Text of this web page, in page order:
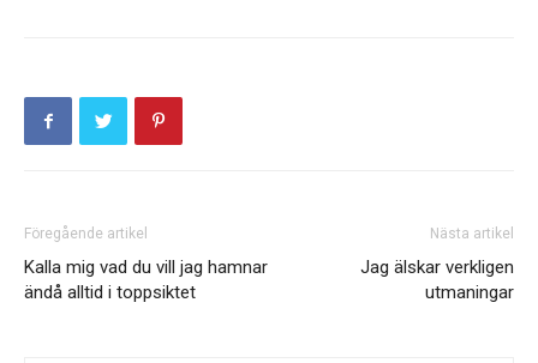
Föregående artikel
Kalla mig vad du vill jag hamnar
ändå alltid i toppsiktet
Nästa artikel
Jag älskar verkligen
utmaningar